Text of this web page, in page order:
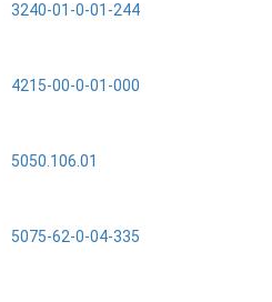
3240-01-0-01-244
4215-00-0-01-000
5050.106.01
5075-62-0-04-335